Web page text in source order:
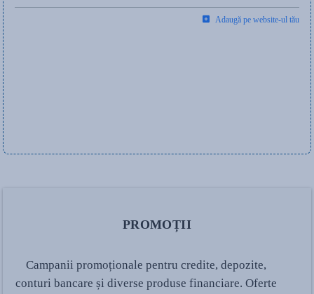
Adaugă pe website-ul tău
PROMOȚII
Campanii promoționale pentru credite, depozite,
conturi bancare și diverse produse financiare. Oferte